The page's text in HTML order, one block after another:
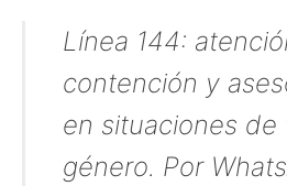
Línea 144:
contención y
en situaciones de
género. Por